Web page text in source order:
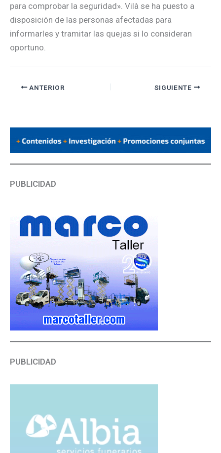
para comprobar la seguridad». Vilà se ha puesto a
disposición de las personas afectadas para
informarles y tramitar las quejas si lo consideran
oportuno.
ANTERIOR SIGUIENTE
PUBLICIDAD
PUBLICIDAD